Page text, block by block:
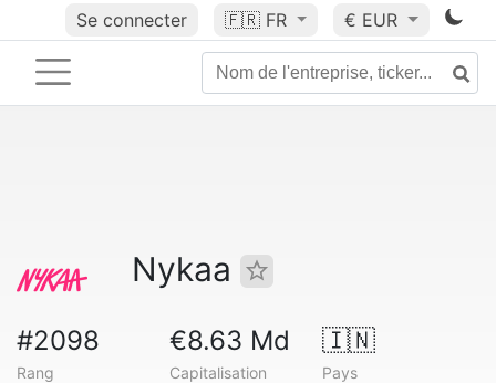
Se connecter 🇫🇷 FR € EUR
Nykaa
#2098
Rang
€8.63 Md
Capitalisation
🇮🇳
Pays